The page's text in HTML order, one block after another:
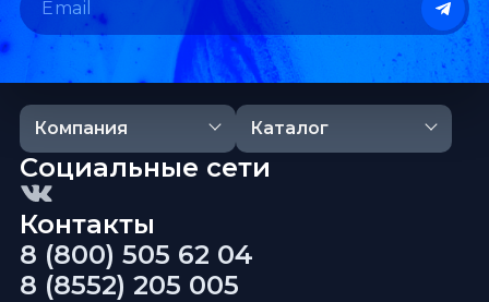
Компания Каталог
Контакты
8 (800) 505 62 04
8 (8552) 205 005
Социальные сети